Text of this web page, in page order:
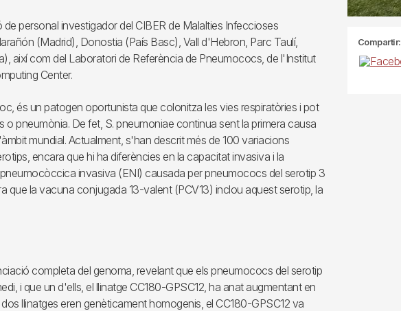
personal investigador del CIBER de Malalties Infeccioses
(Madrid), Donostia (País Basc), Vall d'Hebron, Parc Taulí,
així com del Laboratori de Referència de Pneumococs, de l'Institut
Center.
és un patogen oportunista que colonitza les vies respiratòries i pot
pneumònia. De fet, S. pneumoniae continua sent la primera causa
mundial. Actualment, s'han descrit més de 100 variacions
encara que hi ha diferències en la capacitat invasiva i la
invasiva (ENI) causada per pneumococs del serotip 3
que la vacuna conjugada 13-valent (PCV13) inclou aquest serotip, la
completa del genoma, revelant que els pneumococs del serotip
i que un d'ells, el llinatge CC180-GPSC12, ha anat augmentant en
llinatges eren genèticament homogenis, el CC180-GPSC12 va
Compartir: